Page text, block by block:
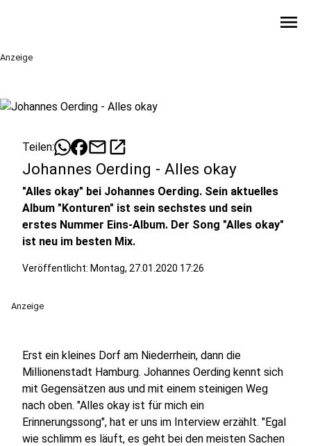
menu
Anzeige
Teilen: mailopen_in_new
Johannes Oerding - Alles okay
"Alles okay" bei Johannes Oerding. Sein aktuelles
Album "Konturen" ist sein sechstes und sein
erstes Nummer Eins-Album. Der Song "Alles okay"
ist neu im besten Mix.
Veröffentlicht: Montag, 27.01.2020 17:26
Anzeige
Erst ein kleines Dorf am Niederrhein, dann die
Millionenstadt Hamburg. Johannes Oerding kennt sich
mit Gegensätzen aus und mit einem steinigen Weg
nach oben. "Alles okay ist für mich ein
Erinnerungssong", hat er uns im Interview erzählt. "Egal
wie schlimm es läuft, es geht bei den meisten Sachen